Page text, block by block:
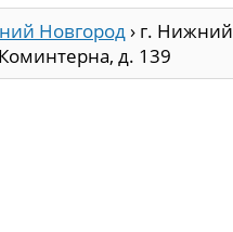
Новгород› г. Нижний
д. 139